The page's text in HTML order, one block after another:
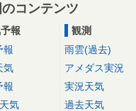
コンテンツ
報
報
気
報
気
観測
雨雲(過去)
アメダス実況
実況天気
過去天気